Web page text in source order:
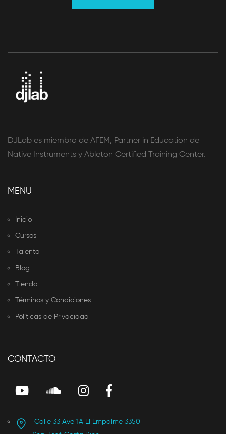
DJLab es miembro de AFEM, Partner in Education de
Native Instruments y Ableton Certified Training Center.
MENU
Inicio
Cursos
Talento
Blog
Tienda
Términos y Condiciones
Políticas de Privacidad
CONTACTO
Calle 33 Ave 1A El Empalme 3350